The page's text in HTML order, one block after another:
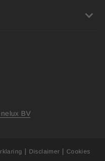
BV
| Disclaimer | Cookies